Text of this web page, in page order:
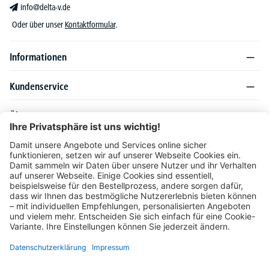
info@delta-v.de
Oder über unser Kontaktformular.
Informationen
Kundenservice
Über DELTA-V
Produktsortiment
Ratgeber
Folgen Sie uns auch auf
Unser Angebot richtet sich ausschließlich an Industrie, Handel, Gewerbe und